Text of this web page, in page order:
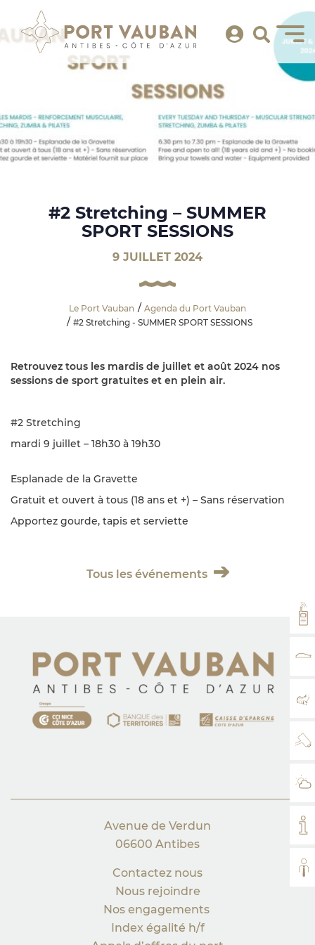
#2 Stretching – SUMMER
SPORT SESSIONS
9 JUILLET 2024
Le Port Vauban
Agenda du Port Vauban
#2 Stretching - SUMMER SPORT SESSIONS
Retrouvez tous les mardis de juillet et août 2024 nos
sessions de sport gratuites et en plein air.
#2 Stretching
mardi 9 juillet – 18h30 à 19h30
Esplanade de la Gravette
Gratuit et ouvert à tous (18 ans et +) – Sans réservation
Apportez gourde, tapis et serviette
Tous les événements
Avenue de Verdun
06600 Antibes
Contactez nous
Nous rejoindre
Nos engagements
Index égalité h/f